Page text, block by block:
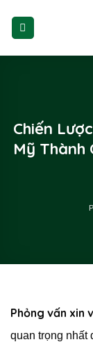
content
Chiến
Mỹ Thành
Phỏng vấn xin
quan trọng nhất